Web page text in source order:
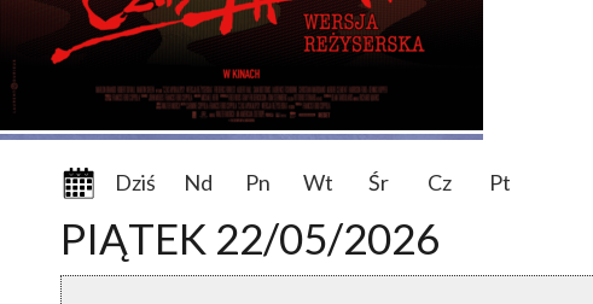
Dziś Nd Pn Wt Śr Cz Pt
PIĄTEK 22/05/2026